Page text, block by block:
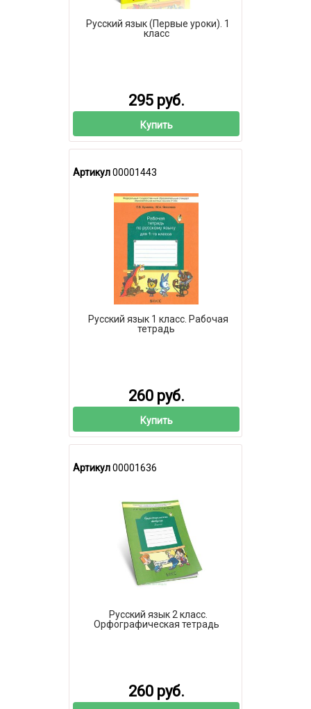
Русский язык (Первые уроки). 1
класс
295 руб.
Купить
Артикул00001443
Русский язык 1 класс. Рабочая
тетрадь
260 руб.
Купить
Артикул00001636
Русский язык 2 класс.
Орфографическая тетрадь
260 руб.